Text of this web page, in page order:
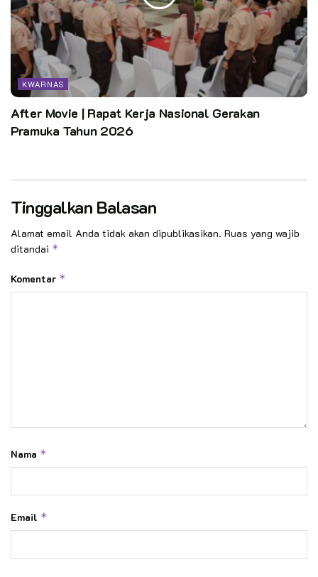
KWARNAS
After Movie | Rapat Kerja Nasional Gerakan
Pramuka Tahun 2026
Tinggalkan Balasan
Alamat email Anda tidak akan dipublikasikan. Ruas yang wajib
ditandai *
Komentar *
Nama *
Email *